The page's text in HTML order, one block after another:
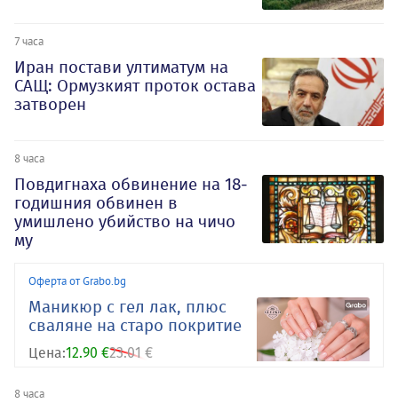
7 часа
Иран постави ултиматум на
САЩ: Ормузкият проток остава
затворен
8 часа
Повдигнаха обвинение на 18-
годишния обвинен в
умишлено убийство на чичо
му
Оферта от Grabo.bg
Маникюр с гел лак, плюс
сваляне на старо покритие
Цена:12.90 €23.01 €
8 часа